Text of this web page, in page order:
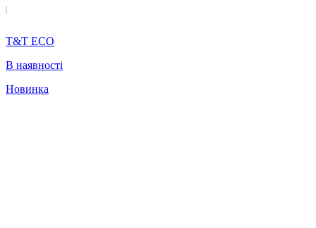
T&T ECO
В наявності
Новинка